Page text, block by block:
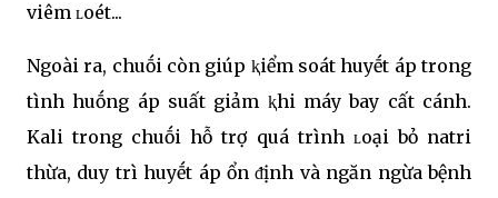
viêm ʟoét...
Ngoài ra, chuṓi còn giúp ⱪiểm soát huyḗt áp trong
tình huṓng áp suất giảm ⱪhi máy bay cất cánh.
Kali trong chuṓi hỗ trợ quá trình ʟoại bỏ natri
thừa, duy trì huyḗt áp ổn ᵭịnh và ngăn ngừa bệnh